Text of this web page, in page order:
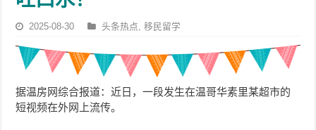
2025-08-30 头条热点,移民留学
据温房网综合报道：近日，一段发生在温哥华素里某超市的
短视频在外网上流传。